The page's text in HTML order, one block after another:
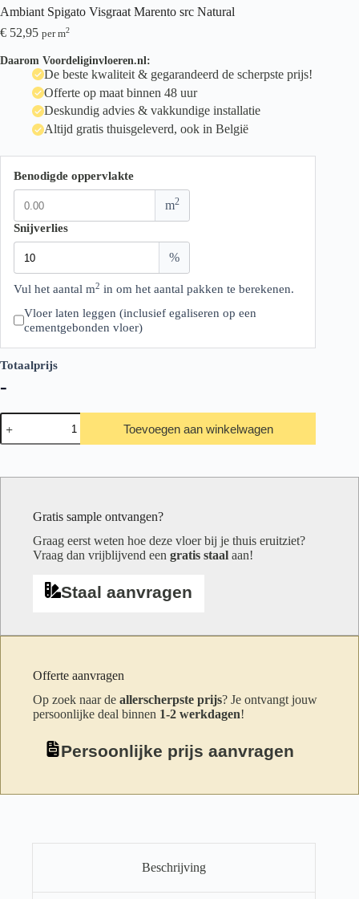
Ambiant Spigato Visgraat Marento src Natural
€ 52,95 per m2
Daarom Voordeliginvloeren.nl:
De beste kwaliteit & gegarandeerd de scherpste prijs!
Offerte op maat binnen 48 uur
Deskundig advies & vakkundige installatie
Altijd gratis thuisgeleverd, ook in België
Benodigde oppervlakte
m2
Snijverlies
%
Vul het aantal m2 in om het aantal pakken te berekenen.
Vloer laten leggen (inclusief egaliseren op een
cementgebonden vloer)
Totaalprijs
-
Ambiant
Spigato
Visgraat
Toevoegen aan winkelwagen
Gratis sample ontvangen?
Graag eerst weten hoe deze vloer bij je thuis eruitziet?
Vraag dan vrijblijvend een gratis staal aan!
Staal aanvragen
Offerte aanvragen
Op zoek naar de allerscherpste prijs? Je ontvangt jouw
persoonlijke deal binnen 1-2 werkdagen!
Persoonlijke prijs aanvragen
Beschrijving